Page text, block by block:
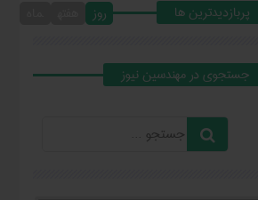
پربازدیدترین ها روز
جستجوي در مهندسين نيوز